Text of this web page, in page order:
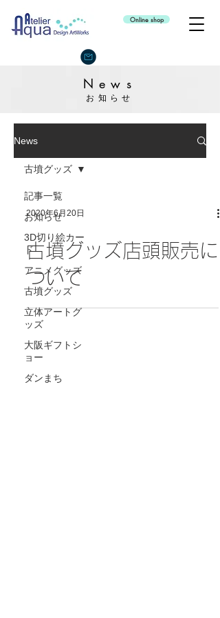
Online shop
News
お知らせ
News
記事一覧
お知らせ
3D切り絵カー
ド
アニメグッズ
古墳グッズ
立体アートグ
ッズ
大阪ギフトシ
ョー
ダンまち
古墳グッズ
2020年6月20日
古墳グッズ店頭販売に
ついて